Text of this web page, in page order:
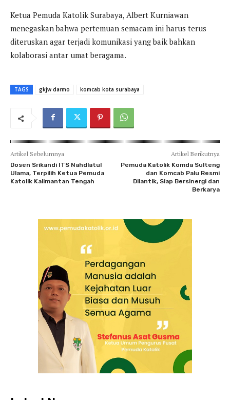
Ketua Pemuda Katolik Surabaya, Albert Kurniawan
menegaskan bahwa pertemuan semacam ini harus terus
diteruskan agar terjadi komunikasi yang baik bahkan
kolaborasi antar umat beragama.
TAGS gkjw darmo komcab kota surabaya
Artikel Sebelumnya
Dosen Srikandi ITS Nahdlatul
Ulama, Terpilih Ketua Pemuda
Katolik Kalimantan Tengah
Artikel Berikutnya
Pemuda Katolik Komda Sulteng
dan Komcab Palu Resmi
Dilantik, Siap Bersinergi dan
Berkarya